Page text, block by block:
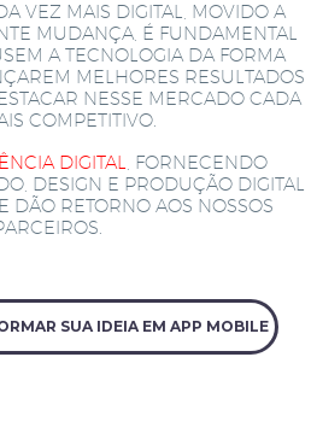
VEZ MAIS DIGITAL, MOVIDO A
MUDANÇA, É FUNDAMENTAL
A TECNOLOGIA DA FORMA
MELHORES RESULTADOS
NESSE MERCADO CADA
COMPETITIVO.
DIGITAL
, FORNECENDO
DESIGN E PRODUÇÃO DIGITAL
DÃO RETORNO AOS NOSSOS
SUA IDEIA EM APP MOBILE